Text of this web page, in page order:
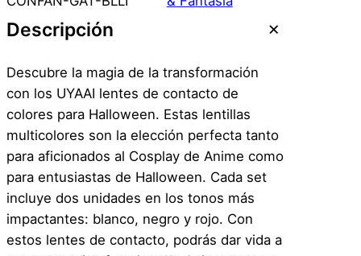
e
d
t
a
c
Descripción
Descubre la magia de la transformación
con los UYAAI lentes de contacto de
colores para Halloween. Estas lentillas
multicolores son la elección perfecta tanto
para aficionados al Cosplay de Anime como
para entusiastas de Halloween. Cada set
incluye dos unidades en los tonos más
impactantes: blanco, negro y rojo. Con
estos lentes de contacto, podrás dar vida a